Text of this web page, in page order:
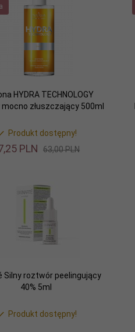
HYDRA TECHNOLOGY
złuszczający 500ml
Produkt dostępny!
25 PLN 63,00 PLN
Silny roztwór peelingujący
40% 5ml
Produkt dostępny!